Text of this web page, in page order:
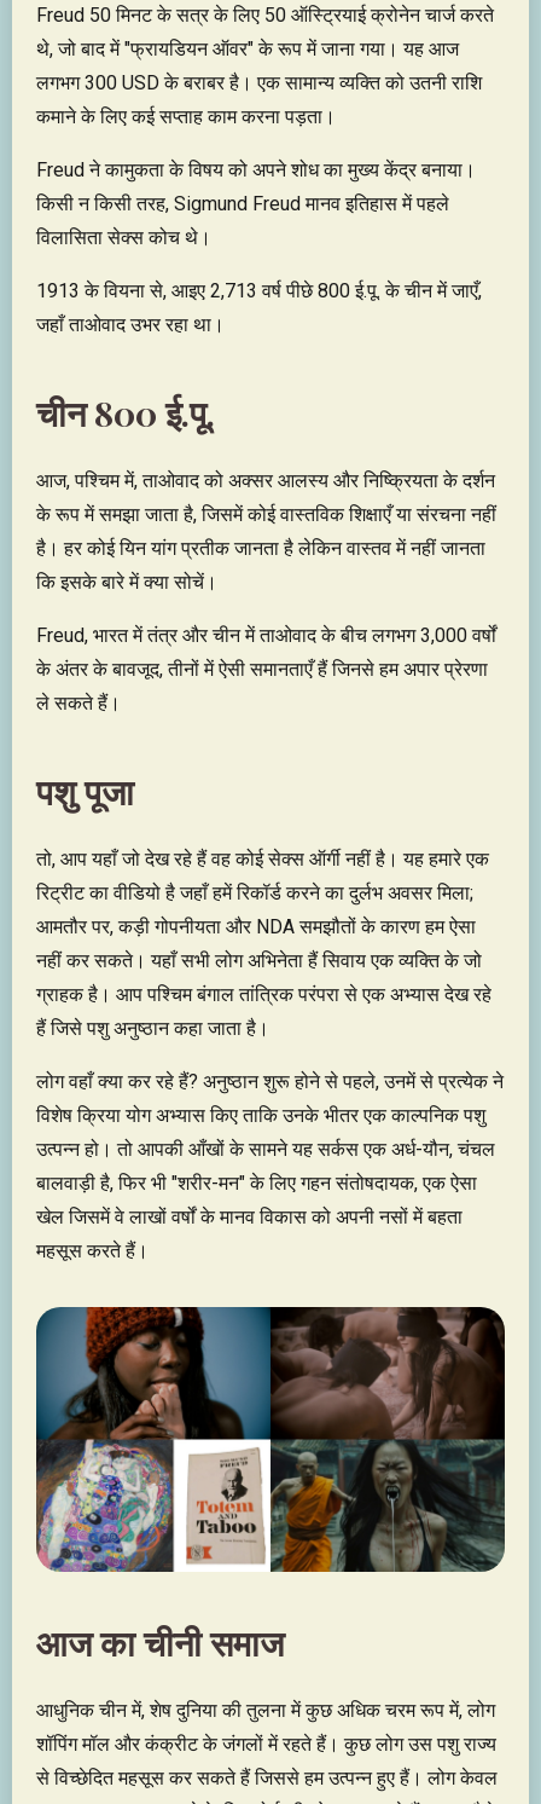
Freud 50 मिनट के सत्र के लिए 50 ऑस्ट्रियाई क्रोनेन चार्ज करते
थे, जो बाद में "फ्रायडियन ऑवर" के रूप में जाना गया। यह आज
लगभग 300 USD के बराबर है। एक सामान्य व्यक्ति को उतनी राशि
कमाने के लिए कई सप्ताह काम करना पड़ता।
Freud ने कामुकता के विषय को अपने शोध का मुख्य केंद्र बनाया।
किसी न किसी तरह, Sigmund Freud मानव इतिहास में पहले
विलासिता सेक्स कोच थे।
1913 के वियना से, आइए 2,713 वर्ष पीछे 800 ई.पू. के चीन में जाएँ,
जहाँ ताओवाद उभर रहा था।
चीन 800 ई.पू.
आज, पश्चिम में, ताओवाद को अक्सर आलस्य और निष्क्रियता के दर्शन
के रूप में समझा जाता है, जिसमें कोई वास्तविक शिक्षाएँ या संरचना नहीं
है। हर कोई यिन यांग प्रतीक जानता है लेकिन वास्तव में नहीं जानता
कि इसके बारे में क्या सोचें।
Freud, भारत में तंत्र और चीन में ताओवाद के बीच लगभग 3,000 वर्षों
के अंतर के बावजूद, तीनों में ऐसी समानताएँ हैं जिनसे हम अपार प्रेरणा
ले सकते हैं।
पशु पूजा
तो, आप यहाँ जो देख रहे हैं वह कोई सेक्स ऑर्गी नहीं है। यह हमारे एक
रिट्रीट का वीडियो है जहाँ हमें रिकॉर्ड करने का दुर्लभ अवसर मिला;
आमतौर पर, कड़ी गोपनीयता और NDA समझौतों के कारण हम ऐसा
नहीं कर सकते। यहाँ सभी लोग अभिनेता हैं सिवाय एक व्यक्ति के जो
ग्राहक है। आप पश्चिम बंगाल तांत्रिक परंपरा से एक अभ्यास देख रहे
हैं जिसे पशु अनुष्ठान कहा जाता है।
लोग वहाँ क्या कर रहे हैं? अनुष्ठान शुरू होने से पहले, उनमें से प्रत्येक ने
विशेष क्रिया योग अभ्यास किए ताकि उनके भीतर एक काल्पनिक पशु
उत्पन्न हो। तो आपकी आँखों के सामने यह सर्कस एक अर्ध-यौन, चंचल
बालवाड़ी है, फिर भी "शरीर-मन" के लिए गहन संतोषदायक, एक ऐसा
खेल जिसमें वे लाखों वर्षों के मानव विकास को अपनी नसों में बहता
महसूस करते हैं।
आज का चीनी समाज
आधुनिक चीन में, शेष दुनिया की तुलना में कुछ अधिक चरम रूप में, लोग
शॉपिंग मॉल और कंक्रीट के जंगलों में रहते हैं। कुछ लोग उस पशु राज्य
से विच्छेदित महसूस कर सकते हैं जिससे हम उत्पन्न हुए हैं। लोग केवल